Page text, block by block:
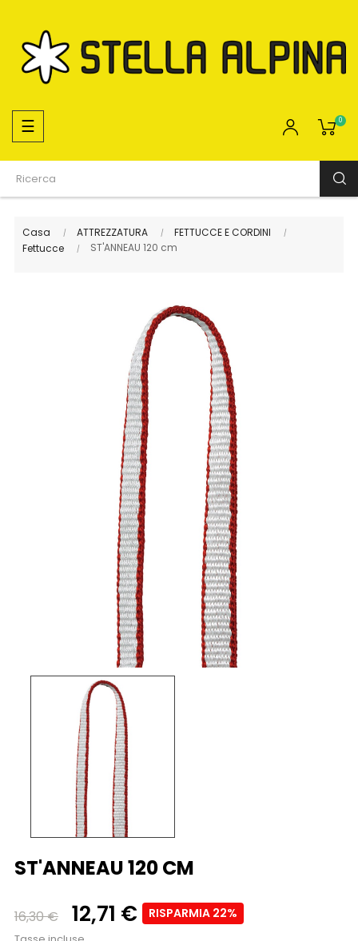
navigazione
Toggle
☰ 0
Casa ATTREZZATURA
FETTUCCE E CORDINI
Fettucce
ST'ANNEAU 120 cm
ST'ANNEAU 120 CM
16,30 € 12,71 € RISPARMIA 22%